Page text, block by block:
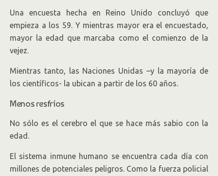
Una encuesta hecha en Reino Unido concluyó que
empieza a los 59. Y mientras mayor era el encuestado,
mayor la edad que marcaba como el comienzo de la
vejez.
Mientras tanto, las Naciones Unidas –y la mayoría de
los científicos- la ubican a partir de los 60 años.
Menos resfríos
No sólo es el cerebro el que se hace más sabio con la
edad.
El sistema inmune humano se encuentra cada día con
millones de potenciales peligros. Como la fuerza policial